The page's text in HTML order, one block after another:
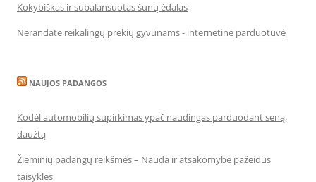
Kokybiškas ir subalansuotas šunų ėdalas
Nerandate reikalingų prekių gyvūnams - internetinė parduotuvė
NAUJOS PADANGOS
Kodėl automobilių supirkimas ypač naudingas parduodant seną,
daužtą
Žieminių padangų reikšmės – Nauda ir atsakomybė pažeidus
taisykles